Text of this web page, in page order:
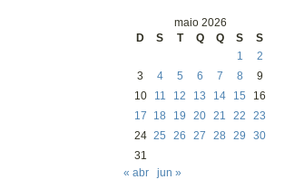
maio 2026
D
S T Q Q S
S
1
2
3
4 5 6 7 8
9
10
11 12 13 14 15
16
17
18 19 20 21 22
23
24 25 26 27 28 29
30
31
« abr
jun »